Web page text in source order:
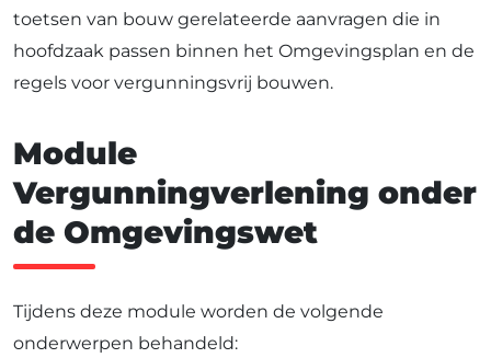
toetsen van bouw gerelateerde aanvragen die in
hoofdzaak passen binnen het Omgevingsplan en de
regels voor vergunningsvrij bouwen.
Module
Vergunningverlening onder
de Omgevingswet
Tijdens deze module worden de volgende
onderwerpen behandeld: